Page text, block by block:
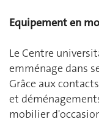
Equipement en
Le Centre
emménage dans
Grâce aux
et
mobilier